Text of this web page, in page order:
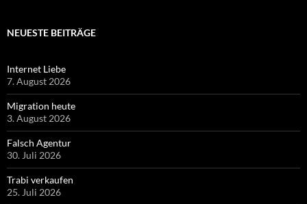
NEUESTE BEITRÄGE
Internet Liebe
7. August 2026
Migration heute
3. August 2026
Falsch Agentur
30. Juli 2026
Trabi verkaufen
25. Juli 2026